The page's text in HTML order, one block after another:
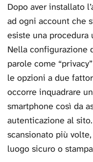
Dopo aver installato
ad ogni account che
esiste una
Nella configurazione
parole come
le opzioni a due
occorre inquadrare
smartphone così da
autenticazione al
scansionato più
luogo sicuro o